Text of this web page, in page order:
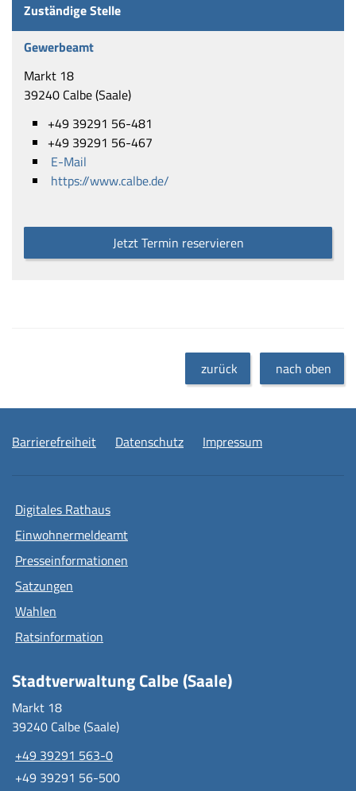
Zuständige Stelle
Gewerbeamt
Markt 18
39240 Calbe (Saale)
+49 39291 56-481
+49 39291 56-467
E-Mail
https://www.calbe.de/
Jetzt Termin reservieren
zurück nach oben
Barrierefreiheit Datenschutz Impressum
Digitales Rathaus
Einwohnermeldeamt
Presseinformationen
Satzungen
Wahlen
Ratsinformation
Stadtverwaltung Calbe (Saale)
Markt 18
39240 Calbe (Saale)
+49 39291 563-0
+49 39291 56-500